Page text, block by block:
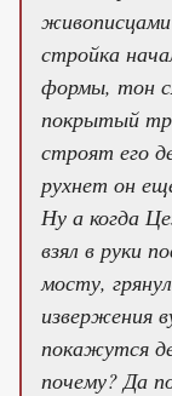
стройка
формы, тон
покрытый
строят его
рухнет он
Ну а когда
взял в руки
мосту,
извержения
покажутся
почему? Да